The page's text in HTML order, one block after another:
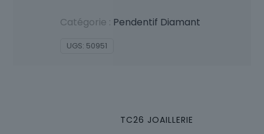
Catégorie : Pendentif Diamant
UGS: 50951
TC26 JOAILLERIE